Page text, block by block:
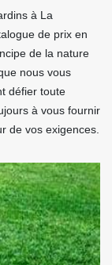
à La
de prix en
de la nature
nous vous
défier toute
à vous fournir
de vos exigences.